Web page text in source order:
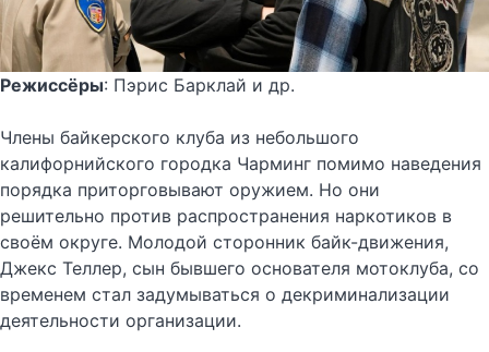
Режиссёры: Пэрис Барклай и др.
Члены байкерского клуба из небольшого
калифорнийского городка Чарминг помимо наведения
порядка приторговывают оружием. Но они
решительно против распространения наркотиков в
своём округе. Молодой сторонник байк-движения,
Джекс Теллер, сын бывшего основателя мотоклуба, со
временем стал задумываться о декриминализации
деятельности организации.